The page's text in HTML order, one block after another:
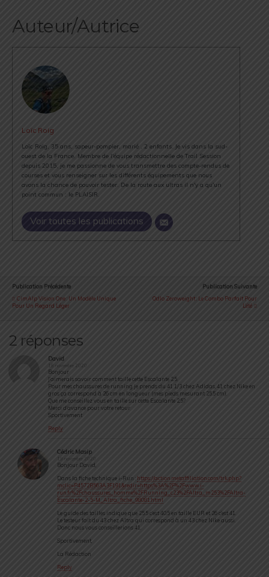
Auteur/Autrice
Loïc Roig
Loïc Roig, 35 ans, sapeur-pompier, marié , 2 enfants. Je vis dans la sud-
ouest de la France. Membre de l'équipe rédactionnelle de Trail Session
depuis 2015, je me passionne de vous transmettre des compte-rendus de
courses et vous renseigner sur les différents équipements que nous
avons la chance de pouvoir tester. De la route aux ultras il n'y a qu'un
point commun : le PLAISIR.
Voir toutes les publications
Publication Précédente
CimAlp Vision One : Un Modèle Unique
Pour Un Regard Léger
Publication Suivante
Odlo Zeroweight : Le Combo Parfait Pour
L’été
2 réponses
David
18 novembre 2020
Bonjour
J’aimerais savoir comment taille cette Escalante 2.5.
Pour mes chaussures de running je prends du 41 1/3 chez Adidas, 41 chez Nike en
gros ça correspond à 26 cm en longueur (mes pieds mesurant 25.5 cm).
Que me conseillez vous en taille sur cette Escalante 2.5?
Merci d’avance pour votre retour
Sportivement
Reply
Cédric Masip
19 novembre 2020
Bonjour David,
Dans la fiche technique i-Run : https://action.metaffiliation.com/trk.php?
mclic=P4572B563A3F191&redir=https%3A%2F%2Fwww.i-
run.fr%2Fchaussures_homme%2FRunning_c23%2FAltra_m253%2FAltra-
Escalante-2-5-M_Altra_fiche_98081.html
Le guide des tailles indique que 25.5 c’est 40.5 en taille EUR et 26 c’est 41.
Le testeur fait du 43 chez Altra qui correspond à un 43 chez Nike aussi.
Donc nous vous conseillerions 41.
Sportivement,
La Rédaction
Reply